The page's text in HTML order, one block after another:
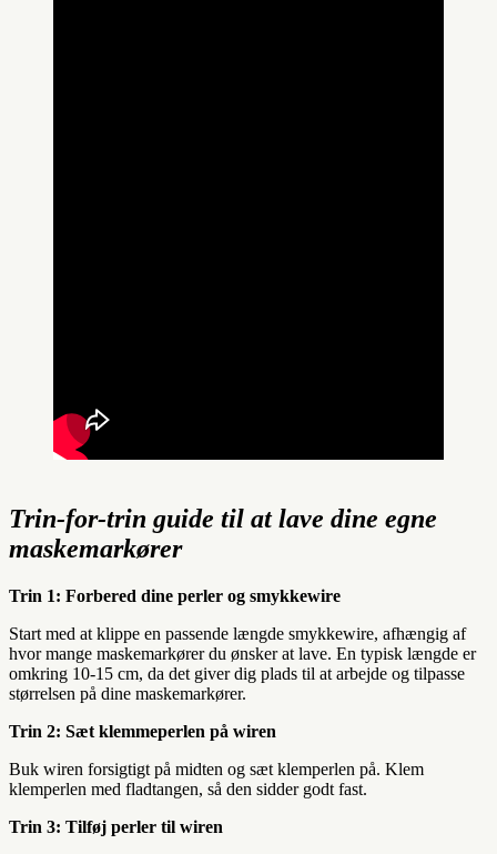
Trin-for-trin guide til at lave dine egne
maskemarkører
Trin 1: Forbered dine perler og smykkewire
Start med at klippe en passende længde smykkewire, afhængig af
hvor mange maskemarkører du ønsker at lave. En typisk længde er
omkring 10-15 cm, da det giver dig plads til at arbejde og tilpasse
størrelsen på dine maskemarkører.
Trin 2: Sæt klemmeperlen på wiren
Buk wiren forsigtigt på midten og sæt klemperlen på. Klem
klemperlen med fladtangen, så den sidder godt fast.
Trin 3: Tilføj perler til wiren